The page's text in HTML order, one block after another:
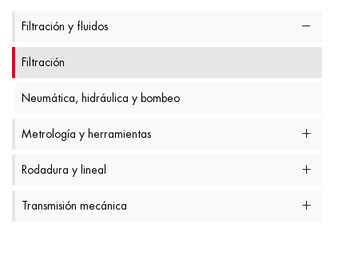
Filtración y fluidos
Filtración
Neumática, hidráulica y bombeo
Metrología y herramientas
Rodadura y lineal
Transmisión mecánica